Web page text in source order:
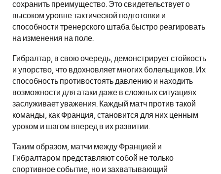
сохранить преимущество. Это свидетельствует о
высоком уровне тактической подготовки и
способности тренерского штаба быстро реагировать
на изменения на поле.
Гибралтар, в свою очередь, демонстрирует стойкость
и упорство, что вдохновляет многих болельщиков. Их
способность противостоять давлению и находить
возможности для атаки даже в сложных ситуациях
заслуживает уважения. Каждый матч против такой
команды, как Франция, становится для них ценным
уроком и шагом вперед в их развитии.
Таким образом, матчи между Францией и
Гибралтаром представляют собой не только
спортивное событие, но и захватывающий